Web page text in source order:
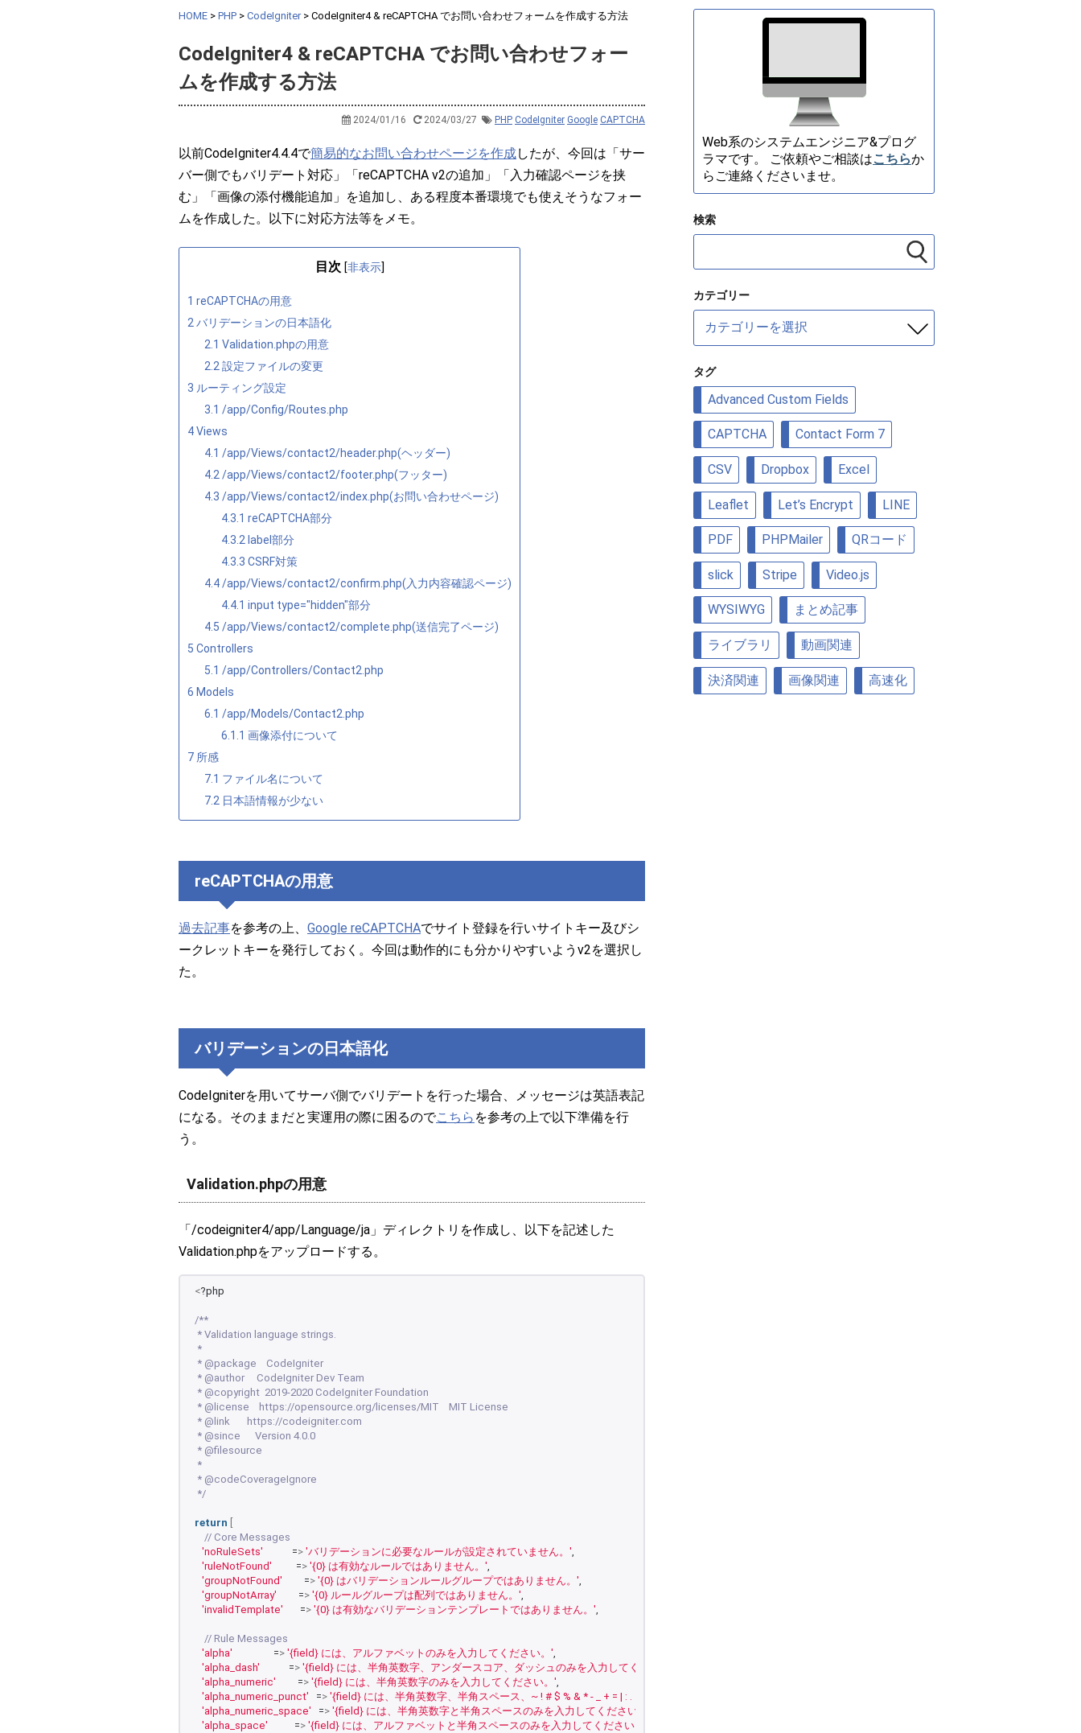
HOME > PHP > CodeIgniter> CodeIgniter4 & reCAPTCHA でお問い合わせフォームを作成する方法
CodeIgniter4 & reCAPTCHA でお問い合わせフォー
ムを作成する方法
2024/01/16 2024/03/27 PHP CodeIgniter Google CAPTCHA
以前CodeIgniter4.4.4で簡易的なお問い合わせページを作成したが、今回は「サー
バー側でもバリデート対応」「reCAPTCHA v2の追加」「入力確認ページを挟
む」「画像の添付機能追加」を追加し、ある程度本番環境でも使えそうなフォー
ムを作成した。以下に対応方法等をメモ。
目次 [非表示]
1 reCAPTCHAの用意
2バリデーションの日本語化
2.1 Validation.phpの用意
2.2設定ファイルの変更
3 ルーティング設定
3.1 /app/Config/Routes.php
4Views
4.1 /app/Views/contact2/header.php(ヘッダー)
4.2/app/Views/contact2/footer.php(フッター)
4.3 /app/Views/contact2/index.php(お問い合わせページ)
4.3.1 reCAPTCHA部分
4.3.2 label部分
4.3.3 CSRF対策
4.4/app/Views/contact2/confirm.php(入力内容確認ページ)
4.4.1 input type="hidden"部分
4.5 /app/Views/contact2/complete.php(送信完了ページ)
5 Controllers
5.1 /app/Controllers/Contact2.php
6 Models
6.1 /app/Models/Contact2.php
6.1.1 画像添付について
7 所感
7.1 ファイル名について
7.2 日本語情報が少ない
reCAPTCHAの用意
過去記事を参考の上、 Google reCAPTCHAでサイト登録を行いサイトキー及びシ
ークレットキーを発行しておく。今回は動作的にも分かりやすいようv2を選択し
た。
バリデーションの日本語化
CodeIgniterを用いてサーバ側でバリデートを行った場合、メッセージは英語表記
になる。そのままだと実運用の際に困るのでこちら を参考の上で以下準備を行
う。
Validation.phpの用意
「/codeigniter4/app/Language/ja」ディレクトリを作成し、以下を記述した
Validation.phpをアップロードする。
<?php
/**
* Validation language strings.
*
* @package    CodeIgniter
* @author     CodeIgniter Dev Team
* @copyright  2019-2020 CodeIgniter Foundation
* @license    https://opensource.org/licenses/MIT    MIT License
* @link       https://codeigniter.com
* @since      Version 4.0.0
* @filesource
*
* @codeCoverageIgnore
*/
return
// Core Messages
'noRuleSets'
            =
> 'バリデーションに必要なルールが設定されていません。',
'ruleNotFound'
          =
> '{0} は有効なルールではありません。',
'groupNotFound'
         =
> '{0} はバリデーションルールグループではありません。',
'groupNotArray'
         =
> '{0} ルールグループは配列ではありません。',
'invalidTemplate'
       =
> '{0} は有効なバリデーションテンプレートではありません。',
// Rule Messages
'alpha'
                 =
> '{field} には、アルファベットのみを入力してください。',
'alpha_dash'
            =
> '{field} には、半角英数字、アンダースコア、ダッシュのみを入力してください。'
'alpha_numeric'
         =
> '{field} には、半角英数字のみを入力してください。',
'alpha_numeric_punct'
   =
> '{field} には、半角英数字、半角スペース、~ ! # $ % & * - _ + = | : .　のみを入力してください。'
'alpha_numeric_space'
   =
> '{field} には、半角英数字と半角スペースのみを入力してください。'
'alpha_space'
           =
> '{field} には、アルファベットと半角スペースのみを入力してください。'
Web系のシステムエンジニア&プログ
ラマです。 ご依頼やご相談はこちらか
らご連絡くださいませ。
検索
カテゴリー
カ
ゴ
リ
ー
タグ
Advanced Custom Fields
CAPTCHA Contact Form 7
CSV Dropbox Excel
Leaflet Let’s Encrypt LINE
PDF PHPMailer QRコード
slick Stripe Video.js
WYSIWYG まとめ記事
ライブラリ 動画関連
決済関連 画像関連 高速化